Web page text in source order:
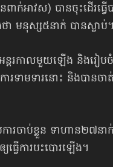
ាក់អាវស) បានចុះដើរធ្វ
ា មនុស្ស៥នាក់ បានស្លាប់។
លអន្តរកាលមួយឡើង និងរ
មទារនោះ និងបានចាត់ទុក
ប់ការចាប់ខ្លួន ទាហាន២៧
ធ្វើការបះបោរឡើង។